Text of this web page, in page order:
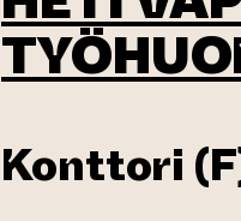
Konttori